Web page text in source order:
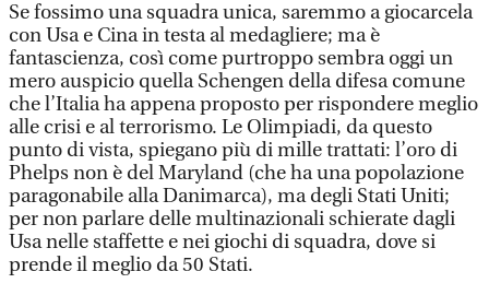
Se fossimo una squadra unica, saremmo a giocarcela
con Usa e Cina in testa al medagliere; ma è
fantascienza, così come purtroppo sembra oggi un
mero auspicio quella Schengen della difesa comune
che l’Italia ha appena proposto per rispondere meglio
alle crisi e al terrorismo. Le Olimpiadi, da questo
punto di vista, spiegano più di mille trattati: l’oro di
Phelps non è del Maryland (che ha una popolazione
paragonabile alla Danimarca), ma degli Stati Uniti;
per non parlare delle multinazionali schierate dagli
Usa nelle staffette e nei giochi di squadra, dove si
prende il meglio da 50 Stati.